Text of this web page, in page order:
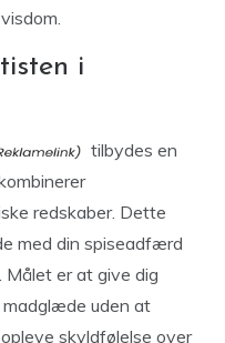
i
tilbydes en
redskaber. Dette
med din spiseadfærd
Målet er at give dig
uden at
skyldfølelse over